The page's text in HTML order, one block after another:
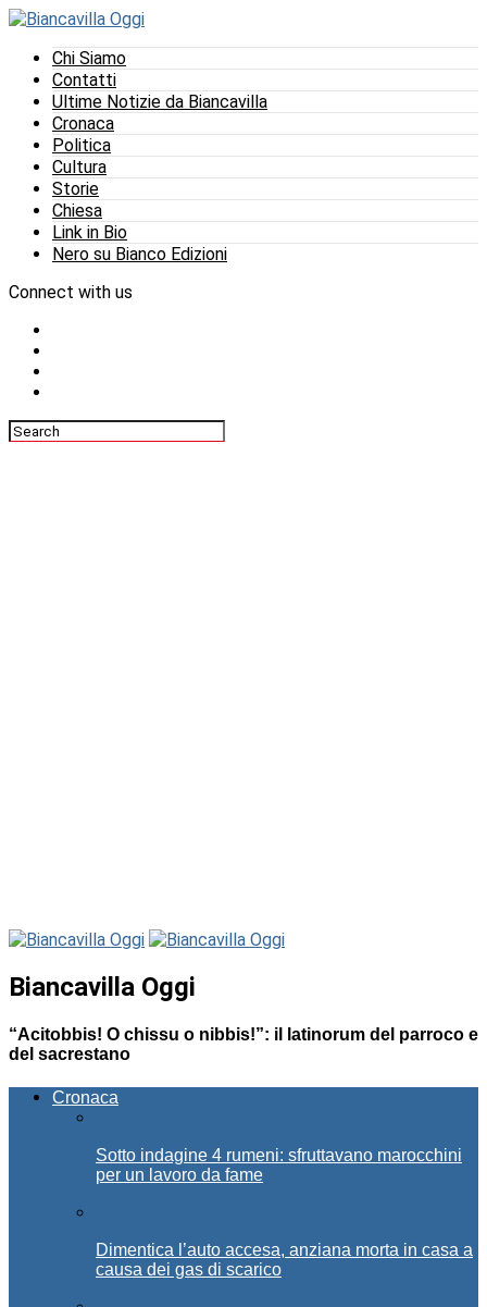
Chi Siamo
Contatti
Ultime Notizie da Biancavilla
Cronaca
Politica
Cultura
Storie
Chiesa
Link in Bio
Nero su Bianco Edizioni
Connect with us
Biancavilla Oggi
“Acitobbis! O chissu o nibbis!”: il latinorum del parroco e
del sacrestano
Cronaca
Sotto indagine 4 rumeni: sfruttavano marocchini
per un lavoro da fame
Dimentica l’auto accesa, anziana morta in casa a
causa dei gas di scarico